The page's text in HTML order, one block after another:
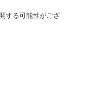
する可能性がござ